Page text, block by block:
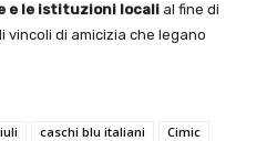
e le istituzioni locali al fine di
di amicizia che legano
caschi blu italiani
Cimic